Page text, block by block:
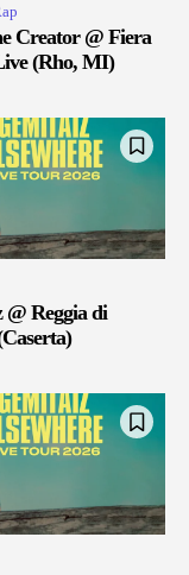
Creator @ Fiera
(Rho, MI)
@ Reggia di